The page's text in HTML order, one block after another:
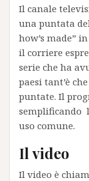
Il canale
una puntata
how’s made”
il corriere
serie che ha
paesi tant’è
puntate. Il
semplificando
uso comune.
Il video
Il video è